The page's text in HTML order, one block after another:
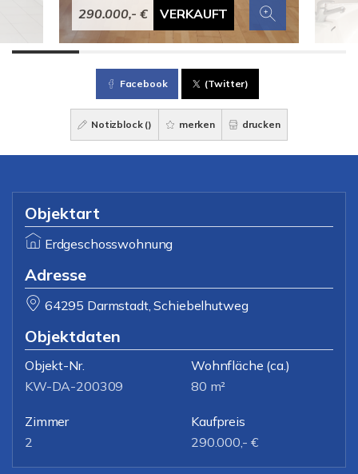
290.000,- € VERKAUFT
Facebook (Twitter)
Notizblock () merken drucken
Objektart
Erdgeschosswohnung
Adresse
64295 Darmstadt, Schiebelhutweg
Objektdaten
Objekt-Nr.
KW-DA-200309
Wohnfläche (ca.)
80 m²
Zimmer
2
Kaufpreis
290.000,- €